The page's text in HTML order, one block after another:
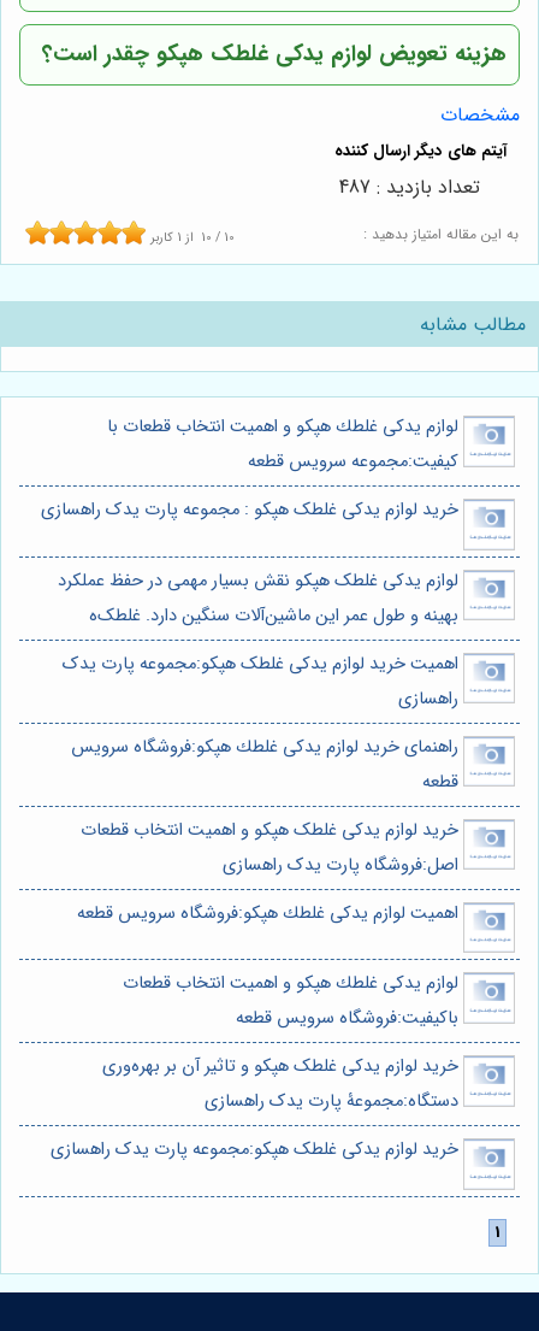
هزینه تعویض لوازم یدکی غلطک هپکو چقدر است؟
مشخصات
به این مقاله امتیاز بدهید : 10 / 10 از 1 کاربر
تعداد بازدید : 487
مطالب مشابه
لوازم يدكى غلطك هپكو و اهمیت انتخاب قطعات با
کیفیت:مجموعه سرویس قطعه
خرید لوازم یدکی غلطک هپکو : مجموعه پارت یدک راهسازی
لوازم یدکی غلطک هپکو نقش بسیار مهمی در حفظ عملکرد
بهینه و طول عمر این ماشین‌آلات سنگین دارد. غلطک‌ه
اهمیت خرید لوازم یدکی غلطک هپکو:مجموعه پارت یدک
راهسازی
راهنمای خرید لوازم يدكى غلطك هپكو:فروشگاه سرویس
قطعه
خرید لوازم یدکی غلطک هپکو و اهمیت انتخاب قطعات
اصل:فروشگاه پارت یدک راهسازی
اهمیت لوازم يدكى غلطك هپكو:فروشگاه سرویس قطعه
لوازم يدكى غلطك هپكو و اهمیت انتخاب قطعات
باکیفیت:فروشگاه سرویس قطعه
خرید لوازم یدکی غلطک هپکو و تاثیر آن بر بهره‌وری
دستگاه:مجموعۀ پارت یدک راهسازی
خرید لوازم یدکی غلطک هپکو:مجموعه پارت یدک راهسازی